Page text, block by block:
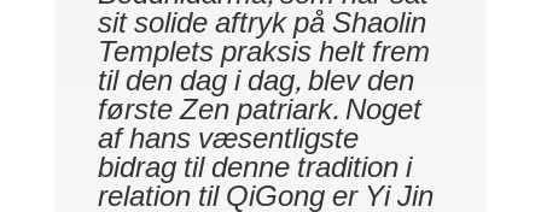
sit solide aftryk på Shaolin
Templets praksis helt frem
til den dag i dag, blev den
første Zen patriark. Noget
af hans væsentligste
bidrag til denne tradition i
relation til QiGong er Yi Jin